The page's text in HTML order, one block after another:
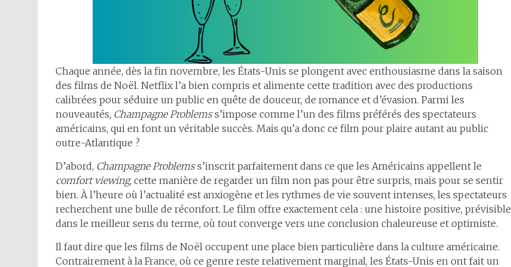
Chaque année, dès la fin novembre, les États-Unis se plongent avec enthousiasme dans la saison
des films de Noël. Netflix l’a bien compris et alimente cette tradition avec des productions
calibrées pour séduire un public en quête de douceur, de romance et d’évasion. Parmi les
nouveautés, Champagne Problemss’impose comme l’un des films préférés des spectateurs
américains, qui en font un véritable succès. Mais qu’a donc ce film pour plaire autant au public
outre-Atlantique ?
D’abord, Champagne Problemss’inscrit parfaitement dans ce que les Américains appellent le
comfort viewing, cette manière de regarder un film non pas pour être surpris, mais pour se sentir
bien. À l’heure où l’actualité est anxiogène et les rythmes de vie souvent intenses, les spectateurs
recherchent une bulle de réconfort. Le film offre exactement cela : une histoire positive, prévisible
dans le meilleur sens du terme, où tout converge vers une conclusion chaleureuse et optimiste.
Il faut dire que les films de Noël occupent une place bien particulière dans la culture américaine.
Contrairement à la France, où ce genre reste relativement marginal, les États-Unis en ont fait un